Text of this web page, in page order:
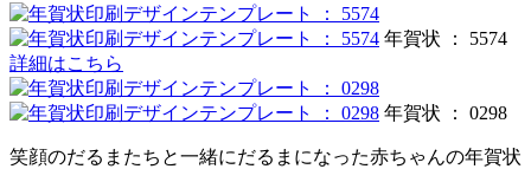
年賀状 ： 5574
詳細はこちら
年賀状 ： 0298
笑顔のだるまたちと一緒にだるまになった赤ちゃんの年賀状